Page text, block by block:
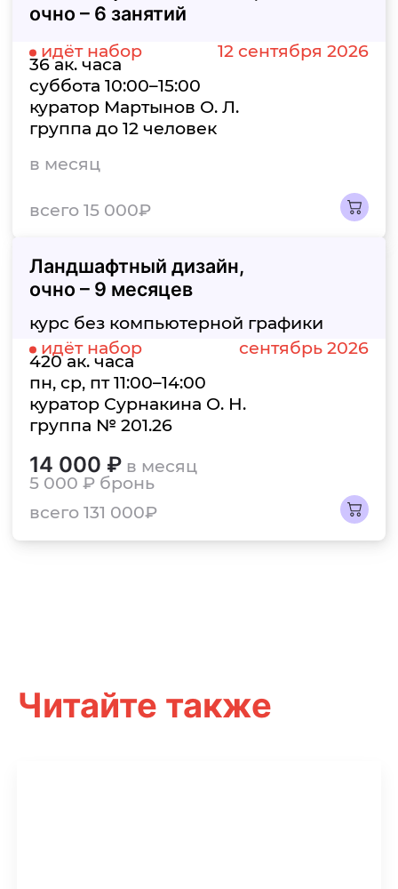
очно – 6 занятий
идёт набор 12 сентября 2026
36 ак. часа
суббота 10:00–15:00
куратор Мартынов О. Л.
группа до 12 человек
в месяц
всего 15 000₽
Ландшафтный дизайн,
очно – 9 месяцев
курс без компьютерной графики
идёт набор
сентябрь 2026
420 ак. часа
пн, ср, пт 11:00–14:00
куратор Сурнакина О. Н.
группа № 201.26
14 000 ₽ в месяц
5 000 ₽ бронь
всего 131 000₽
Читайте также